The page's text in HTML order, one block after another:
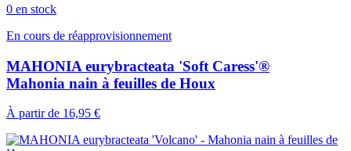
0 en stock
En cours de réapprovisionnement
MAHONIA eurybracteata 'Soft Caress'®
Mahonia nain à feuilles de Houx
À partir de 16,95 €